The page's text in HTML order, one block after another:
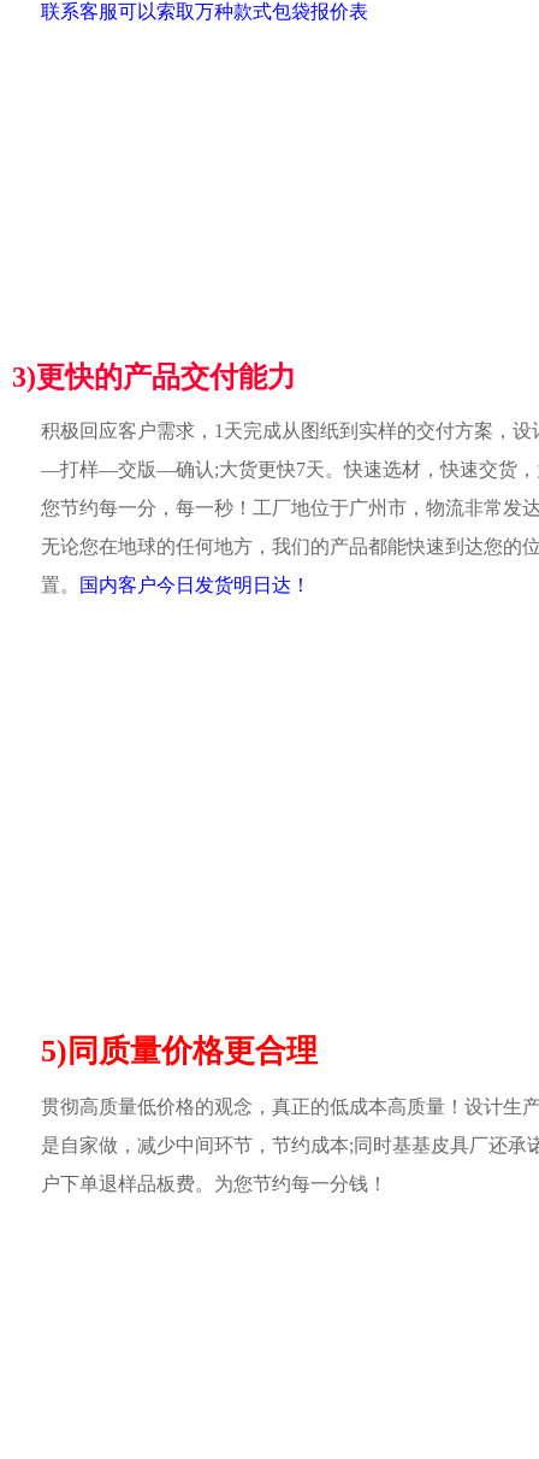
联系客服可以索取万种款式包袋报价表
3)更快的产品交付能力
积极回应客户需求，1天完成从图纸到实样的交付方案，设
—打样—交版—确认;大货更快7天。快速选材，快速交货
您节约每一分，每一秒！工厂地位于广州市，物流非常发
无论您在地球的任何地方，我们的产品都能快速到达您的
置。
国内客户今日发货明日达！
5)同质量价格更合理
贯彻高质量低价格的观念，真正的低成本高质量！设计生
是自家做，减少中间环节，节约成本;同时基基皮具厂还承
户下单退样品板费。为您节约每一分钱！